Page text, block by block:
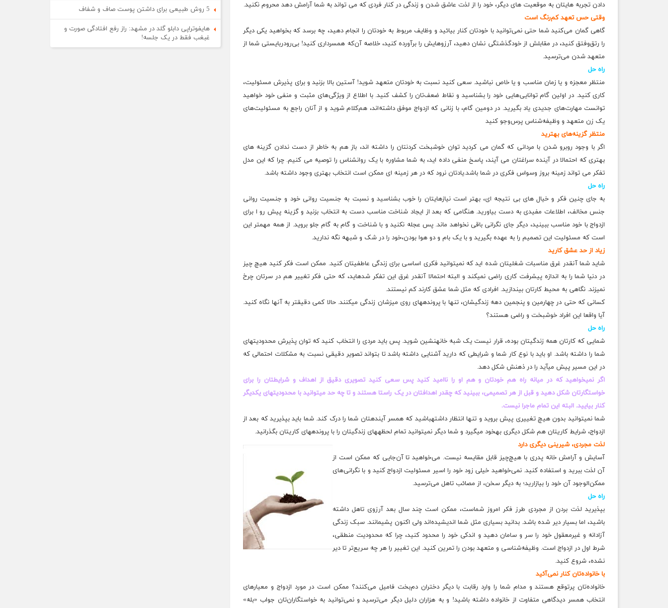
دادن تجربه هایتان به موقعیت های دیگر، خود را از لذت عاشق شدن و زندگی در کنار فردی که می تواند به شما آرامش دهد محروم نکنید.
وقتی حس تعهد کم‌رنگ است
گاهی گمان می‌کنید شما حتی نمی‌توانید با خودتان کنار بیائید و وظایف مربوط به خودتان را انجام دهید، چه برسد که بخواهید یکی دیگر
را رتق‌و‌فتق کنید، در مقابلش از خودگذشتگی نشان دهید، آرزوهایش را برآورده کنید، خلاصه آن‌که همسرداری کنید! بی‌رودربایستی شما از
متعهد شدن می‌ترسید.
راه‌ حل
منتظر معجزه و یا زمان مناسب و یا خاص نباشید. سعی کنید نسبت به خودتان متعهد شوید! آستین بالا بزنید و برای پذیرش مسئولیت،
کاری کنید. در اولین گام توانایی‌هایی خود را بشناسید و نقاط ضعف‌تان را کشف کنید. با اطلاع از ویژگی‌های مثبت و منفی خود خواهید
توانست مهارت‌های جدیدی یاد بگیرید. در دومین گام، با زنانی که ازدواج موفق داشته‌اند، هم‌کلام شوید و از آنان راجع به مسئولیت‌های
یک زن متعهد و وظیفه‌شناس پرس‌و‌جو کنید
منتظر گزینه‌های بهترید
اگر با وجود روبرو شدن با مردانی که گمان می کردید توان خوشبخت کردنتان را داشته اند، باز هم به خاطر از دست ندادن گزینه های
بهتری که احتمالا در آینده سراغتان می آیند، پاسخ منفی داده اید، به شما مشاوره با یک روانشناس را توصیه می کنیم. چرا که این مدل
تفکر می تواند زمینه بروز وسواس فکری در شما باشد.یادتان نرود که در هر زمینه ای ممکن است انتخاب بهتری وجود داشته باشد.
راه‌ حل
به جای چنین فکر و خیال های بی نتیجه ای، بهتر است نیازهایتان را خوب بشناسید و نسبت به جنسیت روانی خود و جنسیت روانی
جنس مخالف، اطلاعات مفیدی به دست بیاورید. هنگامی که بعد از ایجاد شناخت مناسب دست به انتخاب بزنید و گزینه پیش رو ا برای
ازدواج با خود مناسب ببینید، دیگر جای نگرانی باقی نخواهد ماند. پس عجله نکنید و با شناخت و گام به گام جلو بروید. از همه مهمتر این
است که مسئولیت این تصمیم را به عهده بگیرید و با یک بام و دو هوا بودن،خود را در شک و شبهه نگه ندارید.
زیاد از حد عشق کارید
شاید شما آنقدر غرق مناسبات شغلیتان شده اید که نمیتوانید فکری اساسی برای زندگی عاطفیتان کنید. ممکن است فکر کنید هیچ چیز
در دنیا شما را به اندازه پیشرفت کاری راضی نمیکند و البته احتمالا آنقدر غرق این تفکر شدهاید، که حتی فکر تغییر هم در سرتان چرخ
نمیزند. نگاهی به محیط کارتان بیندازید. افرادی که مثل شما عشق کارند کم نیستند.
کسانی که حتی در چهارمین و پنجمین دهه زندگیشان، تنها با پروندههای روی میزشان زندگی میکنند. حالا کمی دقیقتر به آنها نگاه کنید.
آیا واقعا این افراد خوشبخت و راضی هستند؟
راه حل
شمایی که کارتان همه زندگیتان بوده، قرار نیست یک شبه خانهنشین شوید. پس باید مردی را انتخاب کنید که توان پذیرش محدودیتهای
شما را داشته باشد. او باید با نوع کار شما و شرایطی که دارید آشنایی داشته باشد تا بتواند تصویر دقیقی نسبت به مشکلات احتمالی که
در این مسیر پیش میآید را در ذهنش شکل دهد.
اگر نمیخواهید که در میانه راه هم خودتان و هم او را ناامید کنید پس سعی کنید تصویری دقیق از اهداف و شرایطتان را برای
خواستگارتان شکل دهید و قبل از هر تصمیمی، ببینید که چقدر اهدافتان در یک راستا هستند و تا چه حد میتوانید با محدودیتهای یکدیگر
کنار بیایید. البته این تمام ماجرا نیست.
شما نمیتوانید بدون هیچ تغییری پیش بروید و تنها انتظار داشتهباشید که همسر آیندهتان شما را درک کند. شما باید بپذیرید که بعد از
ازدواج، شرایط کاریتان هم شکل دیگری بهخود میگیرد و شما دیگر نمیتوانید تمام لحظههای زندگیتان را با پروندههای کاریتان بگذرانید.
لذت مجردی، شیرینی دیگری دارد
آسایش و آرامش خانه پدری با هیچ‌چیز قابل مقایسه نیست. می‌خواهید تا آن‌جایی که ممکن است از
آن لذت ببرید و استفاده کنید. نمی‌خواهید خیلی زود خود را اسیر مسئولیت ازدواج کنید و با نگرانی‌های
ممکن‌الوجود آن خود را بیازارید؛ به دیگر سخن، از مصائب تاهل می‌ترسید.
راه‌ حل
بپذیرید لذت بردن از مجردی طرز‌ فکر امروز شماست‌، ممکن است چند سال بعد آرزوی تاهل داشته
باشید، اما بسیار دیر شده باشد. بدانید بسیاری مثل شما اندیشیده‌اند ولی اکنون پشیمانند. سبک زندگی
آزادانه و غیر‌معقول خود را سر و ‌سامان دهید و اندکی خود را محدود کنید، چرا که محدودیت منطقی،
شرط اول در ازدواج است. وظیفه‌شناسی و متعهد بودن را تمرین کنید. این تغییر را هر چه سریع‌تر تا دیر
نشده، شروع کنید.
با خانواده‌تان کنار نمی‌آئید
خانواده‌تان پرتوقع هستند و مدام شما را وارد رقابت با دیگر دختران دم‌بخت فامیل می‌کنند؟ ممکن است در مورد ازدواج و معیارهای
انتخاب همسر دیدگاهی متفاوت از خانواده داشته باشید! و به هزاران دلیل دیگر می‌ترسید و نمی‌توانید به خواستگاران‌تان جواب «بله»
5 روش طبیعی برای داشتن پوست صاف و شفاف
هایفوتراپی دابلو گلد در مشهد: راز رفع افتادگی صورت و
غبغب فقط در یک جلسه!